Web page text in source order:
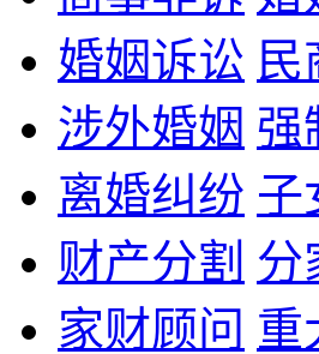
婚姻诉讼 民
涉外婚姻 强
离婚纠纷 子
财产分割 分
家财顾问 重